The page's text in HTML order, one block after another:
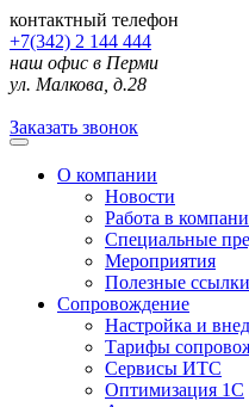
контактный телефон
+7(342) 2 144 444
наш офис в Перми
ул. Малкова, д.28
Заказать звонок
О компании
Новости
Работа в
Специальные
Мероприятия
Полезные ссылки
Сопровождение
Настройка и
Тарифы
Сервисы ИТС
Оптимизация 1С